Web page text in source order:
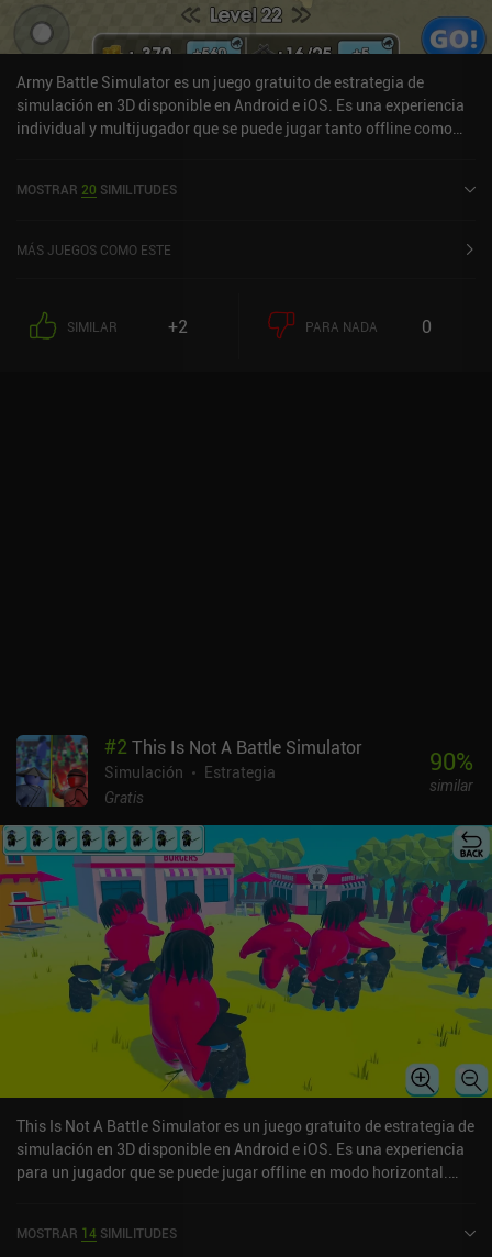
Army Battle Simulator es un juego gratuito de estrategia de
simulación en 3D disponible en Android e iOS. Es una experiencia
individual y multijugador que se puede jugar tanto offline como
agosto de 2017 y tiene una valoración actual de 4,4 sobre 5,0 en
MOSTRAR 20 SIMILITUDES
MÁS JUEGOS COMO ESTE
SIMILAR +2 PARA NADA 0
#2 This Is Not A Battle Simulator
Simulación
Estrategia
Gratis
90%
similar
This Is Not A Battle Simulator es un juego gratuito de estrategia de
simulación en 3D disponible en Android e iOS. Es una experiencia
para un jugador que se puede jugar offline en modo horizontal.
en la App Store de iOS.
MOSTRAR 14 SIMILITUDES